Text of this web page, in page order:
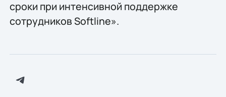
сроки при интенсивной поддержке
сотрудников Softline».